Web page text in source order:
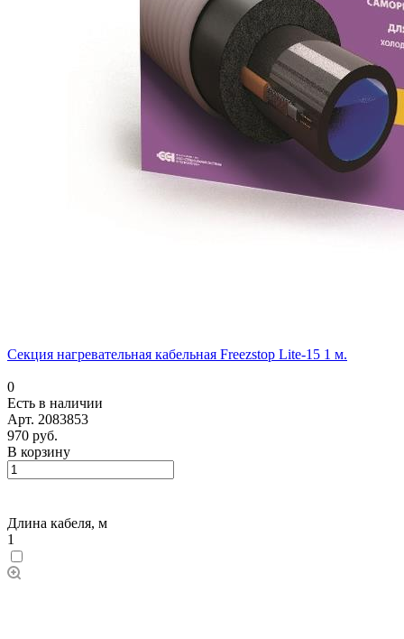
Секция нагревательная кабельная Freezstop Lite-15 1 м.
0
Есть в наличии
Арт. 2083853
970 руб.
В корзину
Длина кабеля, м
1